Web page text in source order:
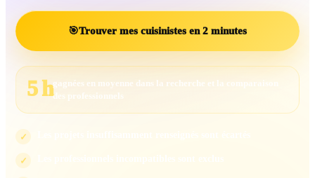
🎯Trouver mes cuisinistes en 2 minutes
5 hgagnées en moyenne dans la recherche et la comparaison
des professionnels
✓
✓